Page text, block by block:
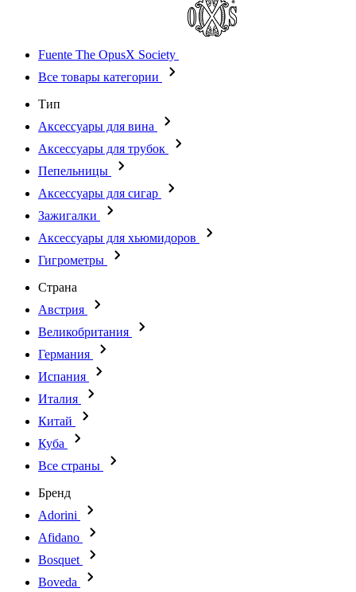
Fuente The OpusX Society
Все товары категории
Тип
Аксессуары для вина
Аксессуары для трубок
Пепельницы
Аксессуары для сигар
Зажигалки
Аксессуары для хьюмидоров
Гигрометры
Страна
Австрия
Великобритания
Германия
Испания
Италия
Китай
Куба
Все страны
Бренд
Adorini
Afidano
Bosquet
Boveda